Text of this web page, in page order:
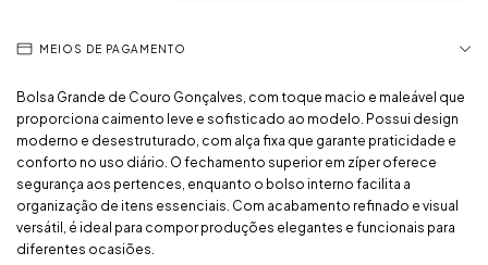
MEIOS DE PAGAMENTO
Bolsa Grande de Couro Gonçalves, com toque macio e maleável que
proporciona caimento leve e sofisticado ao modelo. Possui design
moderno e desestruturado, com alça fixa que garante praticidade e
conforto no uso diário. O fechamento superior em zíper oferece
segurança aos pertences, enquanto o bolso interno facilita a
organização de itens essenciais. Com acabamento refinado e visual
versátil, é ideal para compor produções elegantes e funcionais para
diferentes ocasiões.